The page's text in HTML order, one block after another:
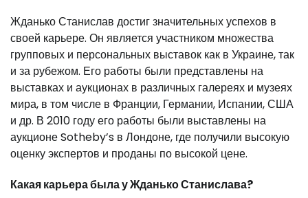
Жданько Станислав достиг значительных успехов в
своей карьере. Он является участником множества
групповых и персональных выставок как в Украине, так
и за рубежом. Его работы были представлены на
выставках и аукционах в различных галереях и музеях
мира, в том числе в Франции, Германии, Испании, США
и др. В 2010 году его работы были выставлены на
аукционе Sotheby’s в Лондоне, где получили высокую
оценку экспертов и проданы по высокой цене.
Какая карьера была у Жданько Станислава?